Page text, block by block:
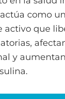
como
que
y